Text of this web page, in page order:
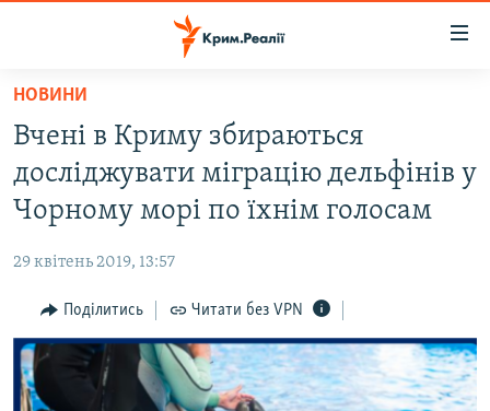
Перейти
основного
матеріалу
Перейти
основної
Перейти
до
пошуку
ВІДЕО ТА ФОТО
БЛОГИ
ПОГЛЯД
ІНТЕРВ'Ю
ВСЕ ЗА ДЕНЬ
НОВИНИ
Вчені в Криму збираються
досліджувати міграцію дельфінів у
Чорному морі по їхнім голосам
29 квітень 2019, 13:57
Поділитись Читати без VPN